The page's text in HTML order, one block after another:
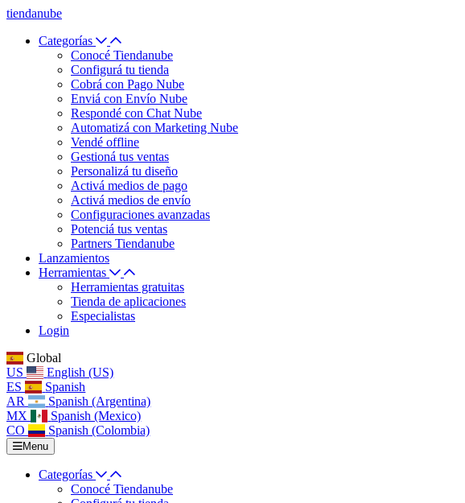
tiendanube
Categorías
Conocé Tiendanube
Configurá tu tienda
Cobrá con Pago Nube
Enviá con Envío Nube
Respondé con Chat Nube
Automatizá con Marketing Nube
Vendé offline
Gestioná tus ventas
Personalizá tu diseño
Activá medios de pago
Activá medios de envío
Configuraciones avanzadas
Potenciá tus ventas
Partners Tiendanube
Lanzamientos
Herramientas
Herramientas gratuitas
Tienda de aplicaciones
Especialistas
Login
Global
US
English (US)
ES
Spanish
AR
Spanish (Argentina)
MX
Spanish (Mexico)
CO
Spanish (Colombia)
Menu
Categorías
Conocé Tiendanube